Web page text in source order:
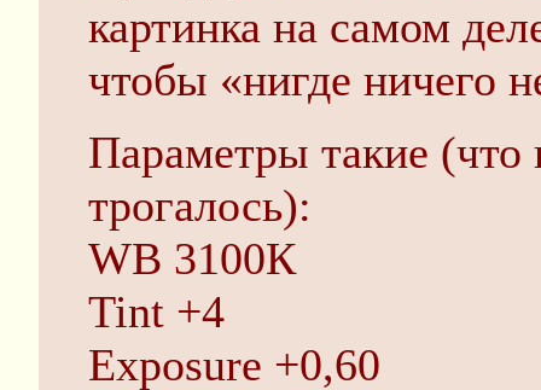
картинка на самом
чтобы «нигде ничего
Параметры такие
трогалось):
WB 3100К
Tint +4
Exposure +0,60